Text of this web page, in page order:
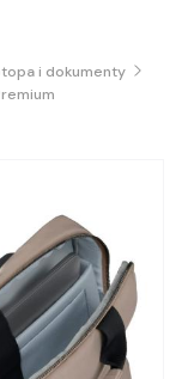
i dokumenty